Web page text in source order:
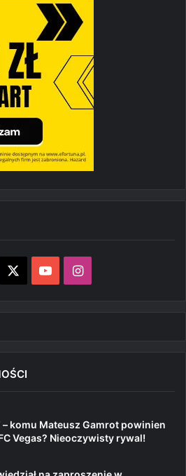
YouTubeInstagram
– komu Mateusz Gamrot powinien
Vegas? Nieoczywisty rywal!